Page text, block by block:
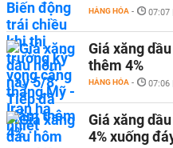
HÀNG HÓA - 07:07
Giá xăng
thêm 4%
HÀNG HÓA - 07:06
Giá xăng
4% xuống